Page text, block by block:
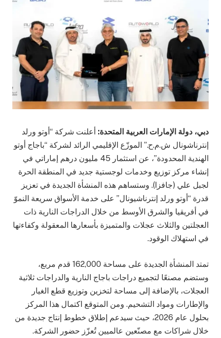
دبي، دولة الإمارات العربية المتحدة: أعلنت شركة “أوتو ورلد
إنترناشونال ش.م.ح.” الموزّع الإقليمي الرائد لشركة “باجاج أوتو
الهندية المحدودة”، عن استثمار 45 مليون درهم إماراتي في
إنشاء مركز توزيع وخدمات لوجستية جديد في المنطقة الحرة
لجبل علي (جافزا). وستساهم هذه المنشأة الجديدة في تعزيز
قدرة “أوتو ورلد إنترناشيونال” على خدمة الأسواق سريعة النموّ
في أفريقيا والشرق الأوسط من خلال الدراجات النارية ذات
العجلتين والثلاث عجلات والمتميزة بأسعارها المعقولة وكفاءتها
في استهلاك الوقود.
تمتد المنشأة الجديدة على مساحة 162,000 قدم مربع،
وستضم مصنعًا لتجميع دراجات باجاج النارية والدراجات ثلاثية
العجلات، بالإضافة إلى مساحة لتخزين وتوزيع قطع الغيار
والإطارات ومواد التشحيم. ومن المتوقع اكتمال هذا المركز
بحلول عام 2026، حيث سيدعم إطلاق خطوط إنتاج جديدة من
خلال شراكات مع مصنّعين عالميين تُعزّز حضور الشركة.